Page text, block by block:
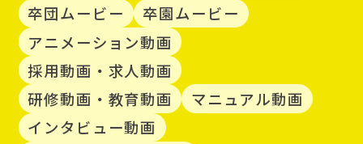
卒団ムービー
卒園ムービー
アニメーション動画
採用動画・求人動画
研修動画・教育動画
マニュアル動画
インタビュー動画